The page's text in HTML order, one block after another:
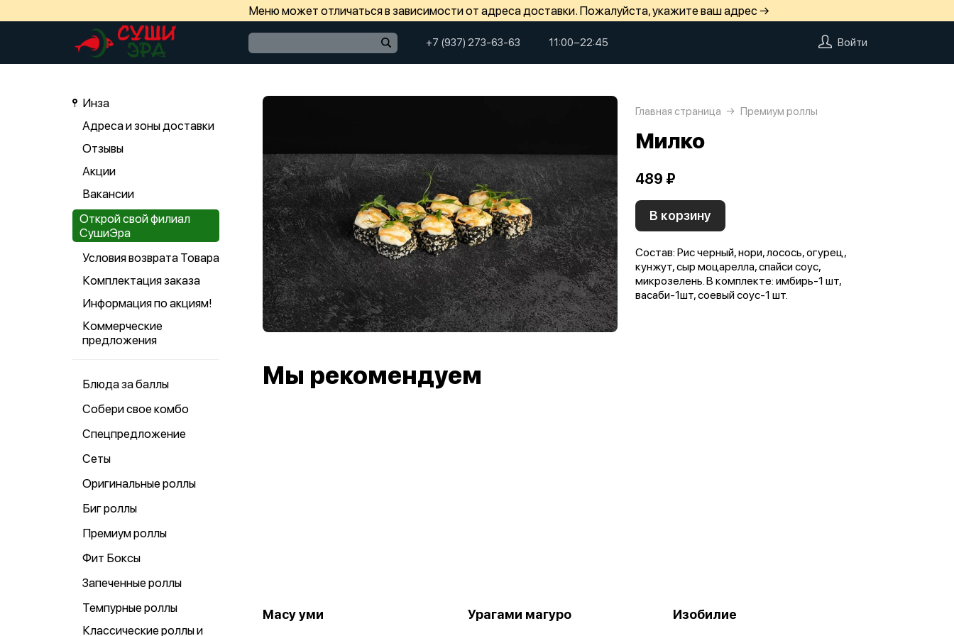
Меню может отличаться в зависимости от адреса доставки. Пожалуйста, укажите ваш адрес →
+7 (937) 273-63-63 11:00−22:45 Войти
Инза
Адреса и зоны доставки
Отзывы
Акции
Вакансии
Открой свой филиал
СушиЭра
Условия возврата Товара
Комплектация заказа
Информация по акциям!
Коммерческие
предложения
Блюда за баллы
Собери свое комбо
Спецпредложение
Сеты
Оригинальные роллы
Биг роллы
Премиум роллы
Фит Боксы
Запеченные роллы
Темпурные роллы
Классические роллы и
Главная страница Премиум роллы
Милко
489 ₽
В корзину
Состав: Рис черный, нори, лосось, огурец,
кунжут, сыр моцарелла, спайси соус,
микрозелень. В комплекте: имбирь-1 шт,
васаби-1шт, соевый соус-1 шт.
Мы рекомендуем
Масу уми Урагами магуро Изобилие